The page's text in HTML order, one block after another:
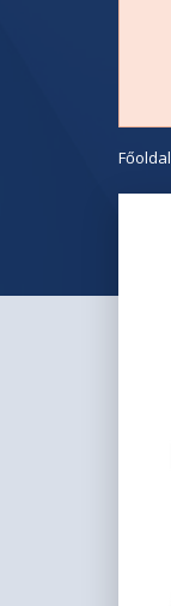
Főoldal